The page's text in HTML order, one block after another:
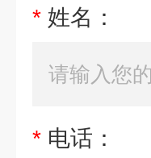
* 姓名：
* 电话：